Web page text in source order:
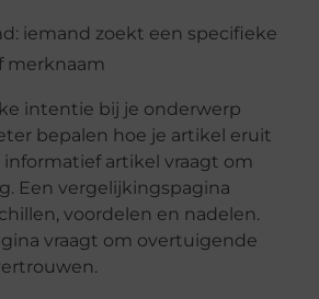
iemand zoekt een specifieke
merknaam
intentie bij je onderwerp
bepalen hoe je artikel eruit
informatief artikel vraagt om
Een vergelijkingspagina
voordelen en nadelen.
vraagt om overtuigende